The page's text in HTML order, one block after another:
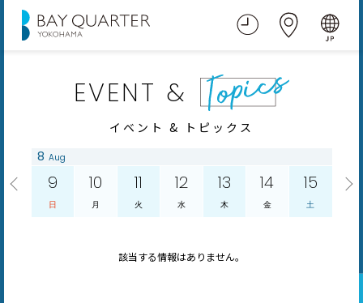
EVENT &
イベント & トピックス
8 Aug
9
日
10
月
11
火
12
水
13
木
14
金
15
土
該当する情報はありません。